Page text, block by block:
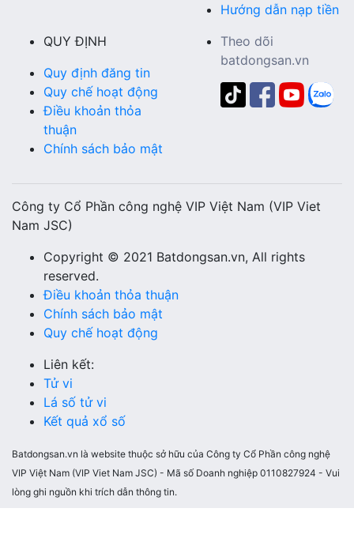
Hướng dẫn nạp tiền
QUY ĐỊNH
Quy định đăng tin
Quy chế hoạt động
Điều khoản thỏa
thuận
Chính sách bảo mật
Theo dõi
batdongsan.vn
Công ty Cổ Phần công nghệ VIP Việt Nam (VIP Viet
Nam JSC)
Copyright © 2021 Batdongsan.vn, All rights
reserved.
Điều khoản thỏa thuận
Chính sách bảo mật
Quy chế hoạt động
Liên kết:
Tử vi
Lá số tử vi
Kết quả xổ số
Batdongsan.vn là website thuộc sở hữu của Công ty Cổ Phần công nghệ
VIP Việt Nam (VIP Viet Nam JSC) - Mã số Doanh nghiệp 0110827924 - Vui
lòng ghi nguồn khi trích dẫn thông tin.